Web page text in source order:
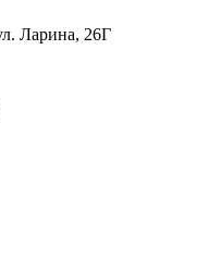
Ларина, 26Г